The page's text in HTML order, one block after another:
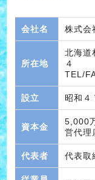
会社名 株式会
所在地
北海道
４
TEL/
設立 昭和４
資本金
5,000
営代理
代表者 代表